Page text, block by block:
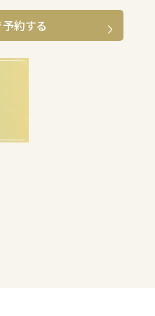
約する